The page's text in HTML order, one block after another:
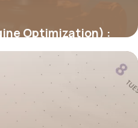
Optimization) :